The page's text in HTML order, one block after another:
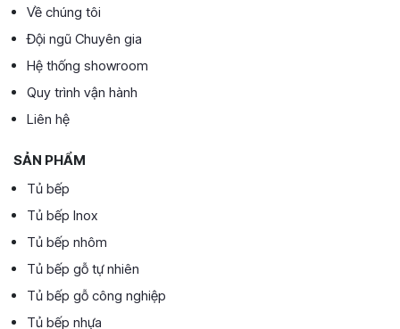
Về chúng tôi
Đội ngũ Chuyên gia
Hệ thống showroom
Quy trình vận hành
Liên hệ
SẢN PHẨM
Tủ bếp
Tủ bếp Inox
Tủ bếp nhôm
Tủ bếp gỗ tự nhiên
Tủ bếp gỗ công nghiệp
Tủ bếp nhựa